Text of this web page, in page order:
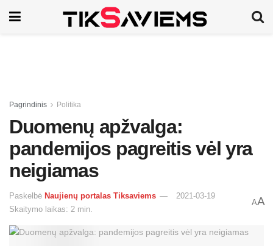
Pagrindinis Politika
Duomenų apžvalga:
pandemijos pagreitis vėl yra
neigiamas
Paskelbė Naujienų portalas Tiksaviems
2021-03-19
Skaitymo laikas: 2 min.
AA